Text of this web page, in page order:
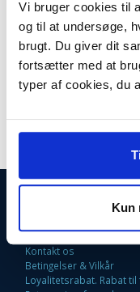
Vi bruger cookies til
og til at undersøge,
brugt. Du giver dit
fortsætter med at
typer af cookies, du
Kun
Kapacitet: 700 sider ved 5%
Passer til følgende
HP Officejet:
6500
Firma profil
Kontakt os
Betingelser & Vilkår
Loyalitetsrabat. Rabat